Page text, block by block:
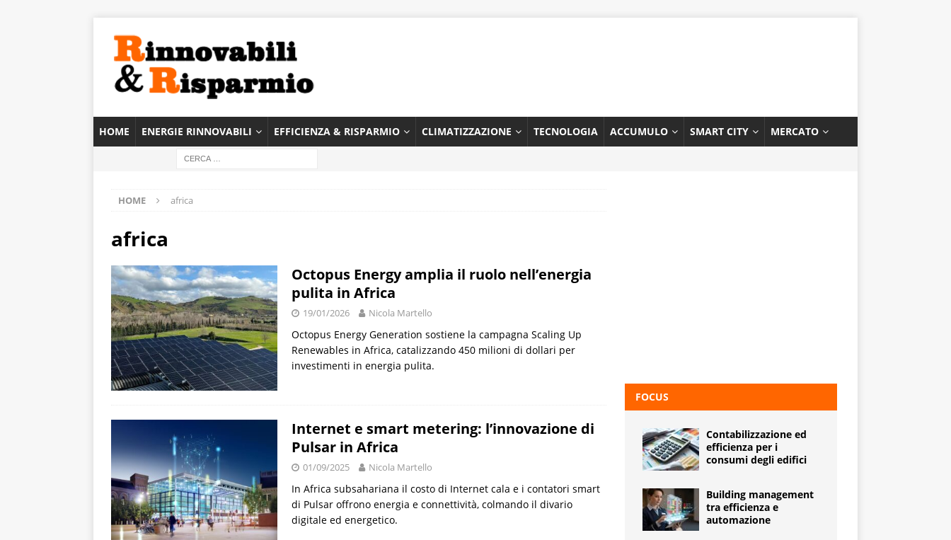
HOME ENERGIE RINNOVABILI EFFICIENZA & RISPARMIO CLIMATIZZAZIONE TECNOLOGIA ACCUMULO SMART CITY MERCATO
HOME africa
africa
Octopus Energy amplia il ruolo nell’energia
pulita in Africa
19/01/2026 Nicola Martello
Octopus Energy Generation sostiene la campagna Scaling Up
Renewables in Africa, catalizzando 450 milioni di dollari per
investimenti in energia pulita.
Internet e smart metering: l’innovazione di
Pulsar in Africa
01/09/2025 Nicola Martello
In Africa subsahariana il costo di Internet cala e i contatori smart
di Pulsar offrono energia e connettività, colmando il divario
digitale ed energetico.
FOCUS
Contabilizzazione ed
efficienza per i
consumi degli edifici
Building management
tra efficienza e
automazione